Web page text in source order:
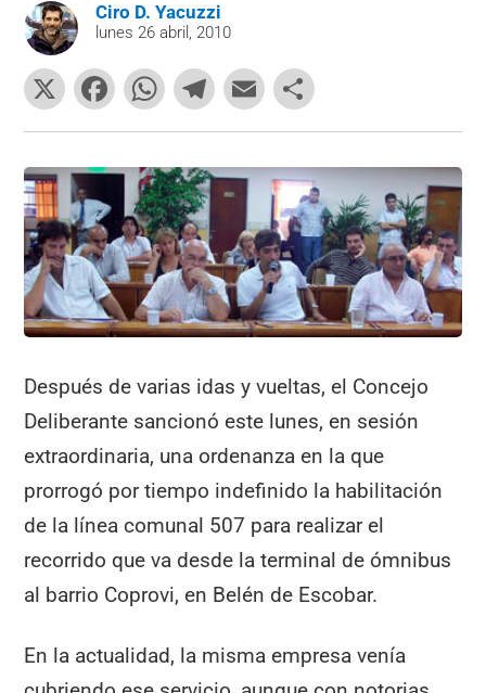
Ciro D. Yacuzzi
lunes 26 abril, 2010
X
F
a
c
e
b
o
o
k
W
h
at
s
A
p
p
T
el
e
gr
m
E
m
ai
l
o
m
p
ar
tir
Después de varias idas y vueltas, el Concejo
Deliberante sancionó este lunes, en sesión
extraordinaria, una ordenanza en la que
prorrogó por tiempo indefinido la habilitación
de la línea comunal 507 para realizar el
recorrido que va desde la terminal de ómnibus
al barrio Coprovi, en Belén de Escobar.
En la actualidad, la misma empresa venía